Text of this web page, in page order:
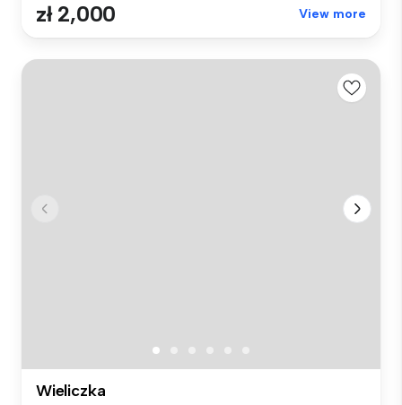
zł 2,000 View more
Wieliczka